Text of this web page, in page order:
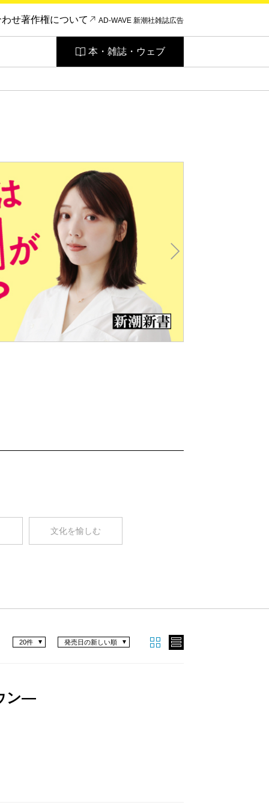
せ著作権について AD-WAVE 新潮社雑誌広告
本・雑誌・ウェブ
文化を愉しむ
発売日の新しい順
20件
ン―